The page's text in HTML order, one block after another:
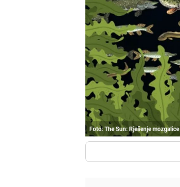
Foto: The Sun: Rješenje mozgalice